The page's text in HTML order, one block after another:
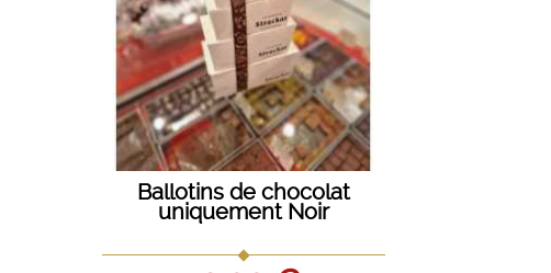
Ballotins de chocolat
uniquement Noir